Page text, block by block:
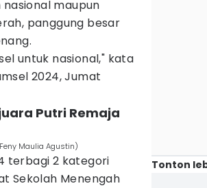
maupun
panggung besar
untuk nasional," kata
2024, Jumat
Putri Remaja
Maulia Agustin)
terbagi 2 kategori
Sekolah Menengah
Tonton